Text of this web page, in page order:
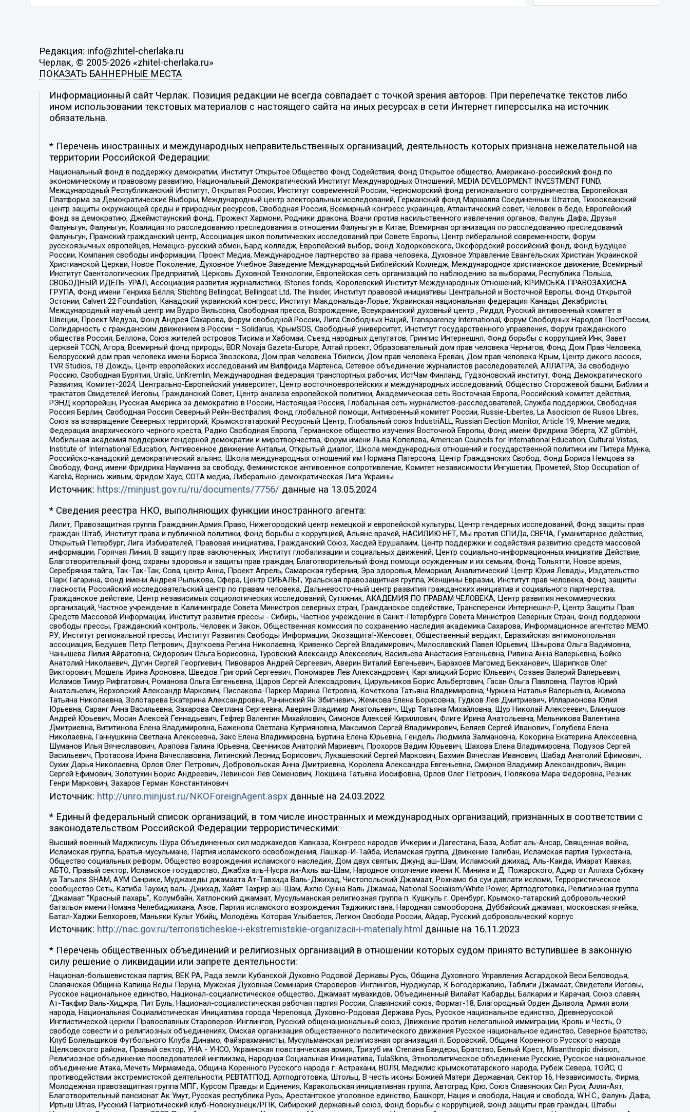
Редакция: info@zhitel-cherlaka.ru
Черлак, © 2005-2026 «zhitel-cherlaka.ru»
ПОКАЗАТЬ БАННЕРНЫЕ МЕСТА
Информационный сайт Черлак. Позиция редакции не всегда совпадает с точкой зрения авторов. При перепечатке текстов либо
ином использовании текстовых материалов с настоящего сайта на иных ресурсах в сети Интернет гиперссылка на источник
обязательна.
* Перечень иностранных и международных неправительственных организаций, деятельность которых признана нежелательной на
территории Российской Федерации:
Национальный фонд в поддержку демократии, Институт Открытое Общество Фонд Содействия, Фонд Открытое общество, Американо-российский фонд по
экономическому и правовому развитию, Национальный Демократический Институт Международных Отношений, MEDIA DEVELOPMENT INVESTMENT FUND,
Международный Республиканский Институт, Открытая Россия, Институт современной России, Черноморский фонд регионального сотрудничества, Европейская
Платформа за Демократические Выборы, Международный центр электоральных исследований, Германский фонд Маршалла Соединенных Штатов, Тихоокеанский
центр защиты окружающей среды и природных ресурсов, Свободная Россия, Всемирный конгресс украинцев, Атлантический совет, Человек в беде, Европейский
фонд за демократию, Джеймстаунский фонд, Прожект Хармони, Родники дракона, Врачи против насильственного извлечения органов, Фалунь Дафа, Друзья
Фалуньгун, Фалуньгун, Коалиция по расследованию преследования в отношении Фалуньгун в Китае, Всемирная организация по расследованию преследований
Фалуньгун, Пражский гражданский центр, Ассоциация школ политических исследований при Совете Европы, Центр либеральной современности, Форум
русскоязычных европейцев, Немецко-русский обмен, Бард колледж, Европейский выбор, Фонд Ходорковского, Оксфордский российский фонд, Фонд Будущее
России, Компания свободы информации, Проект Медиа, Международное партнерство за права человека, Духовное Управление Евангельских Христиан Украинской
Христианской Церкви, Новое Поколение, Духовное Учебное Заведение Международный Библейский Колледж, Международное христианское движение, Всемирный
Институт Саентологических Предприятий, Церковь Духовной Технологии, Европейская сеть организаций по наблюдению за выборами, Республика Польша,
СВОБОДНЫЙ ИДЕЛЬ-УРАЛ, Ассоциация развития журналистики, IStories fonds, Королевский Институт Международных Отношений, КРИМСЬКА ПРАВОЗАХИСНА
ГРУПА, Фонд имени Генриха Бёлля, Stichting Bellingcat, Bellingcat Ltd, The Insider, Институт правовой инициативы Центральной и Восточной Европы, Фонд Открытой
Эстонии, Calvert 22 Foundation, Канадский украинский конгресс, Институт Макдональда-Лорье, Украинская национальная федерация Канады, Декабристы,
Международный научный центр им Вудро Вильсона, Свободная пресса, Возрождение, Всеукраинский духовный центр , Риддл, Русский антивоенный комитет в
Швеции, Проект Медуза, Фонд Андрея Сахарова, Форум свободной России, Лига Свободных Наций, Transparеncy International, Форум Свободных Народов ПостРоссии,
Солидарность с гражданским движением в России – Solidarus, КрымSOS, Свободный университет, Институт государственного управления, Форум гражданского
общества Россия, Беллона, Союз жителей островов Тисима и Хабомаи, Съезд народных депутатов, Гринпис Интернешнл, Фонд борьбы с коррупцией Инк, Завет
церквей TCCN, Агора, Всемирный фонд природы, BDR Novaja Gazeta-Europe, Алтай проект, Образовательный дом прав человека Чернигов, Фонд Дом Прав Человека,
Белорусский дом прав человека имени Бориса Звозскова, Дом прав человека Тбилиси, Дом прав человека Ереван, Дом прав человека Крым, Центр дикого лосося,
TVR Studios, ТВ Дождь, Центр европейских исследований им Вилфрида Мартенса, Сетевое объединение журналистов расследователей, АЛЛАТРА, За свободную
Россию, Свободная Бурятия, Uralic, UnKremlin, Международная федерация транспортных рабочих, ИстЧам Финланд, Гудзоновский институт, Фонд Демократического
Развития, Комитет-2024, Центрально-Европейский университет, Центр восточноевропейских и международных исследований, Общество Сторожевой башни, Библии и
трактатов Свидетелей Иеговы, Гражданский Совет, Центр анализа европейской политики, Академическая сеть Восточная Европа, Российский комитет действия,
РЭНД корпорейшн, Русская Америка за демократию в России, Настоящая Россия, Глобальная сеть журналистов-расследователей, Служба поддержки, Свободная
Россия Берлин, Свободная Россия Северный Рейн-Вестфалия, Фонд глобальной помощи, Антивоенный комитет России, Russie-Libertes, La Asocicion de Rusos Libres,
Союз за возвращение Северных территорий, Крымскотатарский Ресурсный Центр, Глобальный союз IndustriALL, Russian Election Monitor, Article 19, Мнение медиа,
Федерация анархического черного креста, Радио Свободная Европа, Германское общество изучения Восточной Европы, Фонд имени Фридриха Эберта, XZ gGmbH,
Мобильная академия поддержки гендерной демократии и миротворчества, Форум имени Льва Копелева, American Councils for International Education, Cultural Vistas,
Institute of International Education, Антивоенное движение Антальи, Открытый диалог, Школа международных отношений и государственной политики им Питера Мунка,
Российско-канадский демократический альянс, Школа международных отношений им Нормана Патерсона, Центр Гражданских Свобод, Фонд Бориса Немцова за
Свободу, Фонд имени Фридриха Науманна за свободу, Феминистское антивоенное сопротивление, Комитет независимости Ингушетии, Прометей, Stop Occupation of
Karelia, Вернись живым, Фридом Хаус, СОТА медиа, Либерально-демократическая Лига Украины
Источник: https://minjust.gov.ru/ru/documents/7756/ данные на 13.05.2024
* Сведения реестра НКО, выполняющих функции иностранного агента:
Лилит, Правозащитная группа Гражданин.Армия.Право, Нижегородский центр немецкой и европейской культуры, Центр гендерных исследований, Фонд защиты прав
граждан Штаб, Институт права и публичной политики, Фонд борьбы с коррупцией, Альянс врачей, НАСИЛИЮ.НЕТ, Мы против СПИДа, СВЕЧА, Гуманитарное действие,
Открытый Петербург, Лига Избирателей, Правовая инициатива, Гражданский Союз, Хасдей Ерушалаим, Центр поддержки и содействия развитию средств массовой
информации, Горячая Линия, В защиту прав заключенных, Институт глобализации и социальных движений, Центр социально-информационных инициатив Действие,
Благотворительный фонд охраны здоровья и защиты прав граждан, Благотворительный фонд помощи осужденным и их семьям, Фонд Тольятти, Новое время,
Серебряная тайга, Так-Так-Так, Сова, центр Анна, Проект Апрель, Самарская губерния, Эра здоровья, Мемориал, Аналитический Центр Юрия Левады, Издательство
Парк Гагарина, Фонд имени Андрея Рылькова, Сфера, Центр СИБАЛЬТ, Уральская правозащитная группа, Женщины Евразии, Институт прав человека, Фонд защиты
гласности, Российский исследовательский центр по правам человека, Дальневосточный центр развития гражданских инициатив и социального партнерства,
Гражданское действие, Центр независимых социологических исследований, Сутяжник, АКАДЕМИЯ ПО ПРАВАМ ЧЕЛОВЕКА, Центр развития некоммерческих
организаций, Частное учреждение в Калининграде Совета Министров северных стран, Гражданское содействие, Трансперенси Интернешнл-Р, Центр Защиты Прав
Средств Массовой Информации, Институт развития прессы - Сибирь, Частное учреждение в Санкт-Петербурге Совета Министров Северных Стран, Фонд поддержки
свободы прессы, Гражданский контроль, Человек и Закон, Общественная комиссия по сохранению наследия академика Сахарова, Информационное агентство МЕМО.
РУ, Институт региональной прессы, Институт Развития Свободы Информации, Экозащита!-Женсовет, Общественный вердикт, Евразийская антимонопольная
ассоциация, Бедушев Петр Петрович, Дзугкоева Регина Николаевна, Кривенко Сергей Владимирович, Милославский Павел Юрьевич, Шнырова Ольга Вадимовна,
Чанышева Лилия Айратовна, Сидорович Ольга Борисовна, Туровский Александр Алексеевич, Васильева Анастасия Евгеньевна, Ривина Анна Валерьевна, Бойко
Анатолий Николаевич, Дугин Сергей Георгиевич, Пивоваров Андрей Сергеевич, Аверин Виталий Евгеньевич, Барахоев Магомед Бекханович, Шарипков Олег
Викторович, Мошель Ирина Ароновна, Шведов Григорий Сергеевич, Пономарев Лев Александрович, Каргалицкий Борис Юльевич, Созаев Валерий Валерьевич,
Исламов Тимур Рифгатович, Романова Ольга Евгеньевна, Щаров Сергей Алексадрович, Цирульников Борис Альбертович, Гасан Ольга Павловна, Паутов Юрий
Анатольевич, Верховский Александр Маркович, Пислакова-Паркер Марина Петровна, Кочеткова Татьяна Владимировна, Чуркина Наталья Валерьевна, Акимова
Татьяна Николаевна, Золотарева Екатерина Александровна, Рачинский Ян Збигневич, Жемкова Елена Борисовна, Гудков Лев Дмитриевич, Илларионова Юлия
Юрьевна, Саранг Анна Васильевна, Захарова Светлана Сергеевна, Аверин Владимир Анатольевич, Щур Татьяна Михайловна, Щур Николай Алексеевич, Блинушов
Андрей Юрьевич, Мосин Алексей Геннадьевич, Гефтер Валентин Михайлович, Симонов Алексей Кириллович, Флиге Ирина Анатольевна, Мельникова Валентина
Дмитриевна, Вититинова Елена Владимировна, Баженова Светлана Куприяновна, Максимов Сергей Владимирович, Беляев Сергей Иванович, Голубева Елена
Николаевна, Ганнушкина Светлана Алексеевна, Закс Елена Владимировна, Буртина Елена Юрьевна, Гендель Людмила Залмановна, Кокорина Екатерина Алексеевна,
Шуманов Илья Вячеславович, Арапова Галина Юрьевна, Свечников Анатолий Мариевич, Прохоров Вадим Юрьевич, Шахова Елена Владимировна, Подузов Сергей
Васильевич, Протасова Ирина Вячеславовна, Литинский Леонид Борисович, Лукашевский Сергей Маркович, Бахмин Вячеслав Иванович, Шабад Анатолий Ефимович,
Сухих Дарья Николаевна, Орлов Олег Петрович, Добровольская Анна Дмитриевна, Королева Александра Евгеньевна, Смирнов Владимир Александрович, Вицин
Сергей Ефимович, Золотухин Борис Андреевич, Левинсон Лев Семенович, Локшина Татьяна Иосифовна, Орлов Олег Петрович, Полякова Мара Федоровна, Резник
Генри Маркович, Захаров Герман Константинович
Источник: http://unro.minjust.ru/NKOForeignAgent.aspxданные на 24.03.2022
* Единый федеральный список организаций, в том числе иностранных и международных организаций, признанных в соответствии с
законодательством Российской Федерации террористическими:
Высший военный Маджлисуль Шура Объединенных сил моджахедов Кавказа, Конгресс народов Ичкерии и Дагестана, База, Асбат аль-Ансар, Священная война,
Исламская группа, Братья-мусульмане, Партия исламского освобождения, Лашкар-И-Тайба, Исламская группа, Движение Талибан, Исламская партия Туркестана,
Общество социальных реформ, Общество возрождения исламского наследия, Дом двух святых, Джунд аш-Шам, Исламский джихад, Аль-Каида, Имарат Кавказ,
АБТО, Правый сектор, Исламское государство, Джабха аль-Нусра ли-Ахль аш-Шам, Народное ополчение имени К. Минина и Д. Пожарского, Аджр от Аллаха Субхану
уа Тагьаля SHAM, АУМ Синрике, Муджахеды джамаата Ат-Тавхида Валь-Джихад, Чистопольский Джамаат, Рохнамо ба суи давлати исломи, Террористическое
сообщество Сеть, Катиба Таухид валь-Джихад, Хайят Тахрир аш-Шам, Ахлю Сунна Валь Джамаа, National Socialism/White Power, Артподготовка, Религиозная группа
“Джамаат “Красный пахарь”, Колумбайн, Хатлонский джамаат, Мусульманская религиозная группа п. Кушкуль г. Оренбург, Крымско-татарский добровольческий
батальон имени Номана Челебиджихана, Азов, Партия исламского возрождения Таджикистана, Народная самооборона, Дуббайский джамаат, московская ячейка,
Батал-Хаджи Белхороев, Маньяки Культ Убийц, Молодёжь Которая Улыбается, Легион Свобода России, Айдар, Русский добровольческий корпус
Источник: http://nac.gov.ru/terroristicheskie-i-ekstremistskie-organizacii-i-materialy.html данные на 16.11.2023
* Перечень общественных объединений и религиозных организаций в отношении которых судом принято вступившее в законную
силу решение о ликвидации или запрете деятельности:
Национал-большевистская партия, ВЕК РА, Рада земли Кубанской Духовно Родовой Державы Русь, Община Духовного Управления Асгардской Веси Беловодья,
Славянская Община Капища Веды Перуна, Мужская Духовная Семинария Староверов-Инглингов, Нурджулар, К Богодержавию, Таблиги Джамаат, Свидетели Иеговы,
Русское национальное единство, Национал-социалистическое общество, Джамаат мувахидов, Объединенный Вилайат Кабарды, Балкарии и Карачая, Союз славян,
Ат-Такфир Валь-Хиджра, Пит Буль, Национал-социалистическая рабочая партия России, Славянский союз, Формат-18, Благородный Орден Дьявола, Армия воли
народа, Национальная Социалистическая Инициатива города Череповца, Духовно-Родовая Держава Русь, Русское национальное единство, Древнерусской
Инглистической церкви Православных Староверов-Инглингов, Русский общенациональный союз, Движение против нелегальной иммиграции, Кровь и Честь, О
свободе совести и о религиозных объединениях, Омская организация общественного политического движения Русское национальное единство, Северное Братство,
Клуб Болельщиков Футбольного Клуба Динамо, Файзрахманисты, Мусульманская религиозная организация п. Боровский, Община Коренного Русского народа
Щелковского района, Правый сектор, УНА - УНСО, Украинская повстанческая армия, Тризуб им. Степана Бандеры, Братство, Белый Крест, Misanthropic division,
Религиозное объединение последователей инглиизма, Народная Социальная Инициатива, TulaSkins, Этнополитическое объединение Русские, Русское национальное
объединение Атака, Мечеть Мирмамеда, Община Коренного Русского народа г. Астрахани, ВОЛЯ, Меджлис крымскотатарского народа, Рубеж Севера, ТОЙС, О
противодействии экстремистской деятельности, РЕВТАТПОД, Артподготовка, Штольц, В честь иконы Божией Матери Державная, Сектор 16, Независимость, Фирма,
Молодежная правозащитная группа МПГ, Курсом Правды и Единения, Каракольская инициативная группа, Автоград Крю, Союз Славянских Сил Руси, Алля-Аят,
Благотворительный пансионат Ак Умут, Русская республика Русь, Арестантское уголовное единство, Башкорт, Нация и свобода, Нация и свобода, W.H.С., Фалунь Дафа,
Иртыш Ultras, Русский Патриотический клуб-Новокузнецк/РПК, Сибирский державный союз, Фонд борьбы с коррупцией, Фонд защиты прав граждан, Штабы